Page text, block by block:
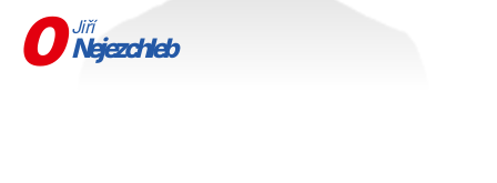
0 Jiří
Nejezchleb